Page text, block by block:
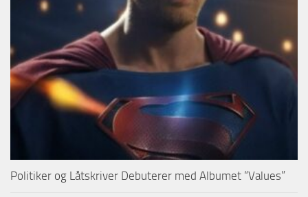
Politiker og Låtskriver Debuterer med Albumet “Values”